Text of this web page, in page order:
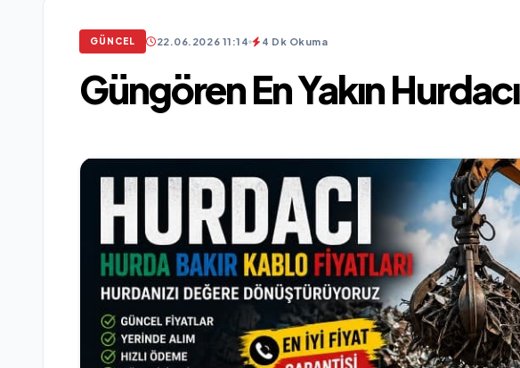
GÜNCEL 22.06.2026 11:14 4 Dk Okuma
Güngören En Yakın Hurdacı